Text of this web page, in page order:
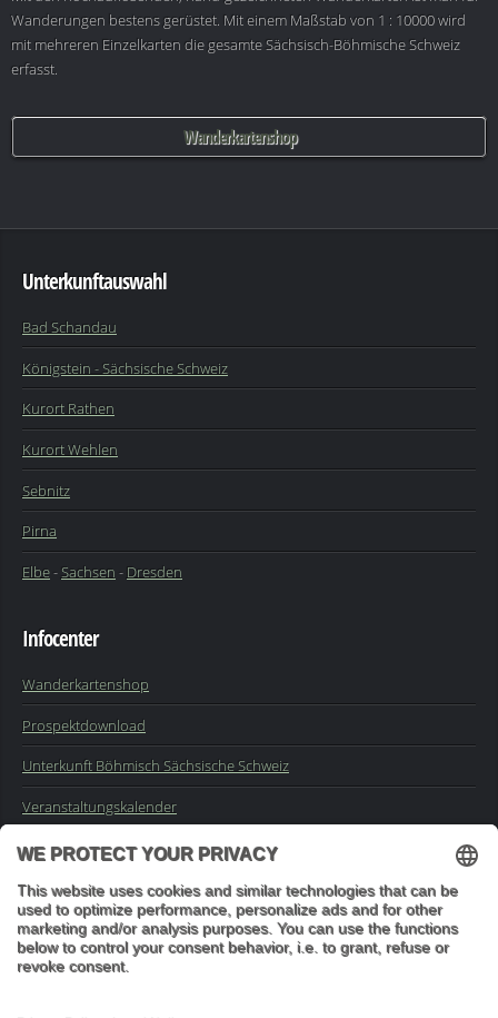
Wanderungen bestens gerüstet. Mit einem Maßstab von 1 : 10000 wird
mit mehreren Einzelkarten die gesamte Sächsisch-Böhmische Schweiz
erfasst.
Wanderkartenshop
Unterkunftauswahl
Bad Schandau
Königstein - Sächsische Schweiz
Kurort Rathen
Kurort Wehlen
Sebnitz
Pirna
Elbe-Sachsen - Dresden
Infocenter
Wanderkartenshop
Prospektdownload
Unterkunft Böhmisch Sächsische Schweiz
Veranstaltungskalender
Impressum
Buchungsanfrage